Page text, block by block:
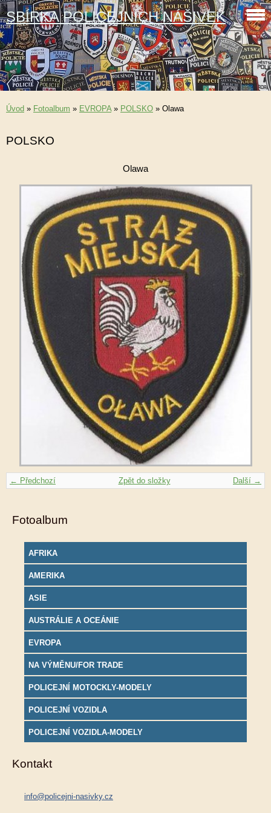
SBÍRKA POLICEJNÍCH NÁŠIVEK
Úvod » Fotoalbum » EVROPA» POLSKO » Olawa
POLSKO
Olawa
← Předchozí Další →
Zpět do složky
Fotoalbum
AFRIKA
AMERIKA
ASIE
AUSTRÁLIE A OCEÁNIE
EVROPA
NA VÝMĚNU/FOR TRADE
POLICEJNÍ MOTOCKLY-MODELY
POLICEJNÍ VOZIDLA
POLICEJNÍ VOZIDLA-MODELY
Kontakt
info@policejni-nasivky.cz